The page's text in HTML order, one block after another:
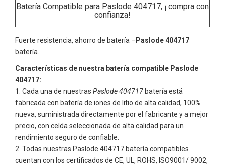
Batería Compatible para Paslode 404717, ¡ compra con
confianza!
Fuerte resistencia, ahorro de batería – Paslode 404717
batería.
Características de nuestra batería compatible Paslode
404717:
Cada una de nuestras Paslode 404717 batería está
fabricada con batería de iones de litio de alta calidad, 100%
nueva, suministrada directamente por el fabricante y a mejor
precio, con celda seleccionada de alta calidad para un
rendimiento seguro de confiable.
Todas nuestras Paslode 404717 batería compatibles
cuentan con los certificados de CE, UL, ROHS, ISO9001/ 9002,